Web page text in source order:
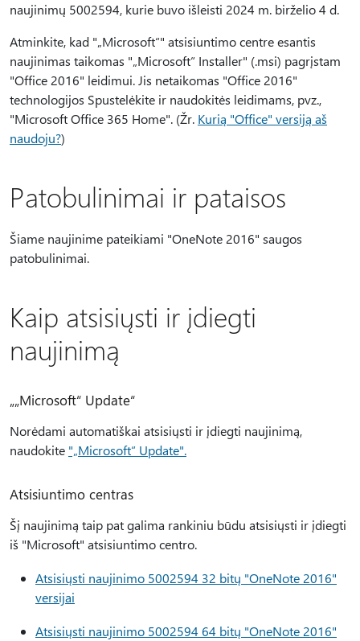
naujinimų 5002594, kurie buvo išleisti 2024 m. birželio 4 d.
Atminkite, kad "„Microsoft“" atsisiuntimo centre esantis
naujinimas taikomas "„Microsoft“ Installer" (.msi) pagrįstam
"Office 2016" leidimui. Jis netaikomas "Office 2016"
technologijos Spustelėkite ir naudokitės leidimams, pvz.,
"Microsoft Office 365 Home". (Žr. Kurią "Office" versiją aš
naudoju?)
Patobulinimai ir pataisos
Šiame naujinime pateikiami "OneNote 2016" saugos
patobulinimai.
Kaip atsisiųsti ir įdiegti
naujinimą
„„Microsoft“ Update“
Norėdami automatiškai atsisiųsti ir įdiegti naujinimą,
naudokite "„Microsoft“ Update".
Atsisiuntimo centras
Šį naujinimą taip pat galima rankiniu būdu atsisiųsti ir įdiegti
iš "Microsoft" atsisiuntimo centro.
Atsisiųsti naujinimo 5002594 32 bitų "OneNote 2016"
versijai
Atsisiųsti naujinimo 5002594 64 bitų "OneNote 2016"